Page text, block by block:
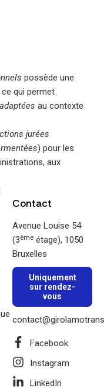
possède une
qui permet
au contexte
jurées
) pour les
aux
Contact
Avenue Louise 54
(3ème étage), 1050
Bruxelles
Uniquement
sur rendez-
vous
Facebook
Instagram
LinkedIn